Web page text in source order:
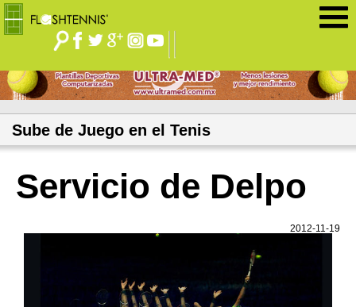
Sube de Juego en el Tenis
Servicio de Delpo
2012-11-19